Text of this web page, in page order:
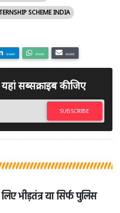
SCHEME INDIA
SHARE SHARE SHARE
सब्सक्राइब कीजिए
SUBSCRIBE
भीड़तंत्र या सिर्फ पुलिस